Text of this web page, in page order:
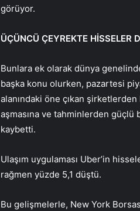
görüyor.
ÜÇÜNCÜ ÇEYREKTE HİSSELER
Bunlara ek olarak dünya
başka konu olurken, pazartesi
alanındaki öne çıkan
aşmasına ve tahminlerden güçlü
kaybetti.
Ulaşım uygulaması Uber’in
rağmen yüzde 5,1 düştü.
Bu gelişmelerle, New York